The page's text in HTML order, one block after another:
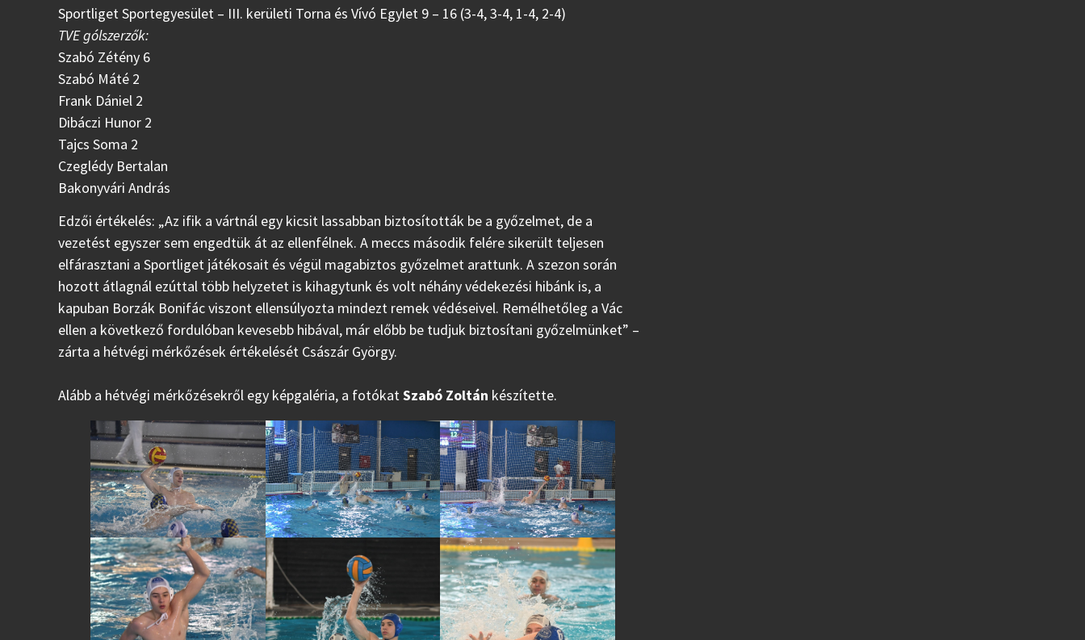
Sportliget Sportegyesület – III. kerületi Torna és Vívó Egylet 9 – 16 (3-4, 3-4, 1-4, 2-4)
TVE gólszerzők:
Szabó Zétény 6
Szabó Máté 2
Frank Dániel 2
Dibáczi Hunor 2
Tajcs Soma 2
Czeglédy Bertalan
Bakonyvári András
Edzői értékelés: „Az ifik a vártnál egy kicsit lassabban biztosították be a győzelmet, de a
vezetést egyszer sem engedtük át az ellenfélnek. A meccs második felére sikerült teljesen
elfárasztani a Sportliget játékosait és végül magabiztos győzelmet arattunk. A szezon során
hozott átlagnál ezúttal több helyzetet is kihagytunk és volt néhány védekezési hibánk is, a
kapuban Borzák Bonifác viszont ellensúlyozta mindezt remek védéseivel. Remélhetőleg a Vác
ellen a következő fordulóban kevesebb hibával, már előbb be tudjuk biztosítani győzelmünket” –
zárta a hétvégi mérkőzések értékelését Császár György.
Alább a hétvégi mérkőzésekről egy képgaléria, a fotókatSzabó Zoltán készítette.